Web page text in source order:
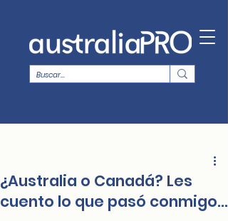
¿Australia o Canadá? Les
cuento lo que pasó conmigo…